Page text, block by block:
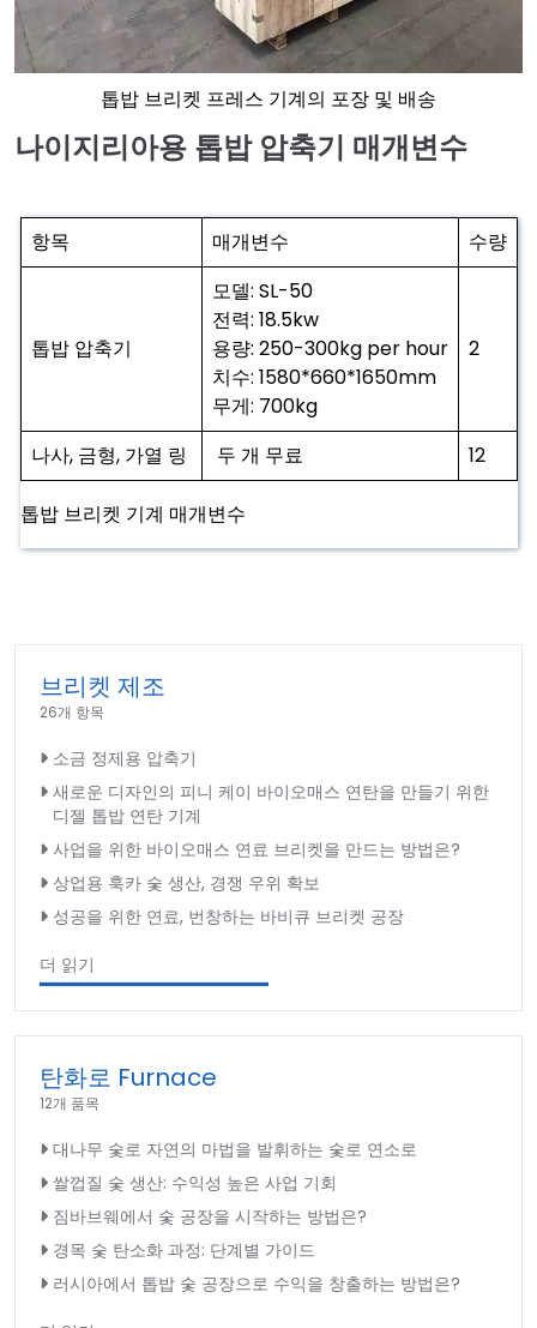
톱밥 브리켓 프레스 기계의 포장 및 배송
나이지리아용 톱밥 압축기 매개변수
항목 매개변수 수량
톱밥 압축기
모델: SL-50
전력: 18.5kw
용량: 250-300kg per hour
치수: 1580*660*1650mm
무게: 700kg
2
나사, 금형, 가열 링 두 개 무료 12
톱밥 브리켓 기계 매개변수
브리켓 제조
26개 항목
소금 정제용 압축기
새로운 디자인의 피니 케이 바이오매스 연탄을 만들기 위한
디젤 톱밥 연탄 기계
사업을 위한 바이오매스 연료 브리켓을 만드는 방법은?
상업용 훅카 숯 생산, 경쟁 우위 확보
성공을 위한 연료, 번창하는 바비큐 브리켓 공장
더 읽기
탄화로 Furnace
12개 품목
대나무 숯로 자연의 마법을 발휘하는 숯로 연소로
쌀껍질 숯 생산: 수익성 높은 사업 기회
짐바브웨에서 숯 공장을 시작하는 방법은?
경목 숯 탄소화 과정: 단계별 가이드
러시아에서 톱밥 숯 공장으로 수익을 창출하는 방법은?